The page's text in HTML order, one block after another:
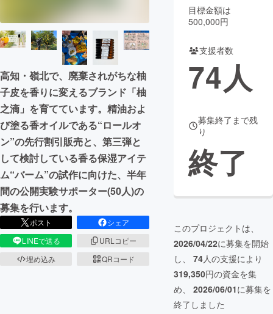
CAMPFIREふるさと納税
コミュニティ
高知・嶺北で、廃棄されがちな柚
子皮を香りに変えるブランド「柚
之滴」を育てています。精油およ
び塗る香オイルである“ロールオ
ン”の先行割引販売と、第三弾と
して検討している香る保湿アイテ
ム“バーム”の試作に向けた、半年
間の公開実験サポーター(50人)の
募集を行います。
ポスト
シェア
LINEで送る
URLコピー
埋め込み
QRコード
目標金額は
500,000円
支援者数
74人
募集終了まで残
り
終了
このプロジェクトは、
2026/04/22に募集を開始
し、 74人の支援により
319,350円の資金を集
め、 2026/06/01に募集を
終了しました